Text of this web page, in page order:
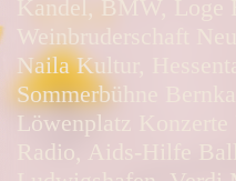
Kandel, BMW, Loge
Weinbruderschaft
Naila Kultur,
Sommerbühne
Löwenplatz Konzerte
Radio, Aids-Hilfe